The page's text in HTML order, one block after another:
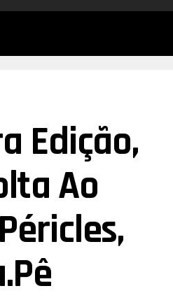
Edição,
Ao